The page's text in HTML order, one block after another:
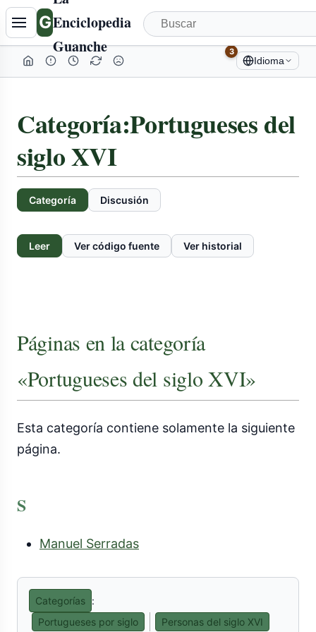
GEnciclopedia
Guanche
3
Idioma
Categoría:Portugueses del
siglo XVI
Categoría Discusión
Leer Ver código fuente Ver historial
Páginas en la categoría
«Portugueses del siglo XVI»
Esta categoría contiene solamente la siguiente
página.
S
Manuel Serradas
Categorías :
Portugueses por siglo
Personas del siglo XVI